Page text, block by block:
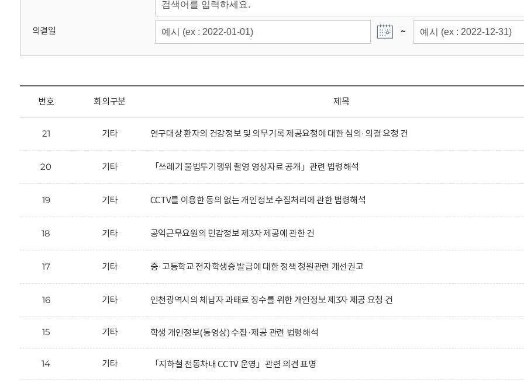
의결일 ~
번호 회의구분 제목
21 기타 연구대상 환자의 건강정보 및 의무기록 제공요청에 대한 심의·의결 요청 건
20 기타 「쓰레기 불법투기행위 촬영 영상자료 공개」관련 법령해석
19 기타 CCTV를 이용한 동의 없는 개인정보 수집처리에 관한 법령해석
18 기타 공익근무요원의 민감정보 제3자 제공에 관한 건
17 기타 중·고등학교 전자학생증 발급에 대한 정책 청원관련 개선권고
16 기타 인천광역시의 체납자 과태료 징수를 위한 개인정보 제3자 제공 요청 건
15 기타 학생 개인정보(동영상) 수집·제공 관련 법령해석
14 기타 「지하철 전동차내 CCTV 운영」관련 의견 표명